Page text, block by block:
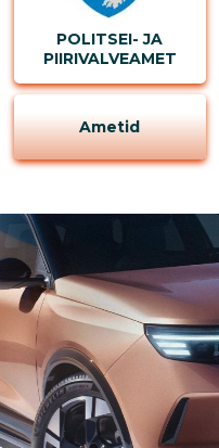
POLITSEI- JA
PIIRIVALVEAMET
Ametid